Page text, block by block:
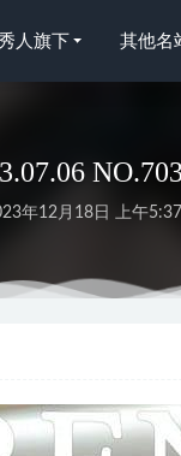
人旗下 其他名
年12月18日 上午5:37
泳装[61P1V/1.47GB]
务 [128P2V-1.24GB]